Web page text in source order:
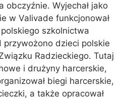
obczyźnie. Wyjechał jako
w Valivade funkcjonował
szkolnictwa
przywożono dzieci polskie
Radzieckiego. Tutaj
i drużyny harcerskie,
biegi harcerskie,
a także opracował